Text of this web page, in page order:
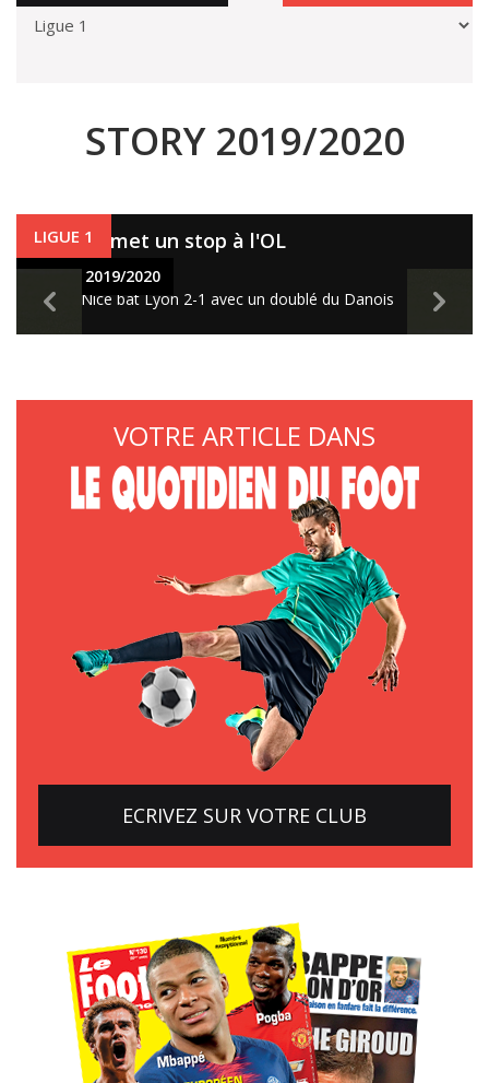
STORY 2019/2020
LIGUE 1
STORY 2019/2020
Dolberg met un stop à l'OL
4 avr. 2020
Quand Nice bat Lyon 2-1 avec un doublé du Danois
VOTRE ARTICLE DANS
ECRIVEZ SUR VOTRE CLUB